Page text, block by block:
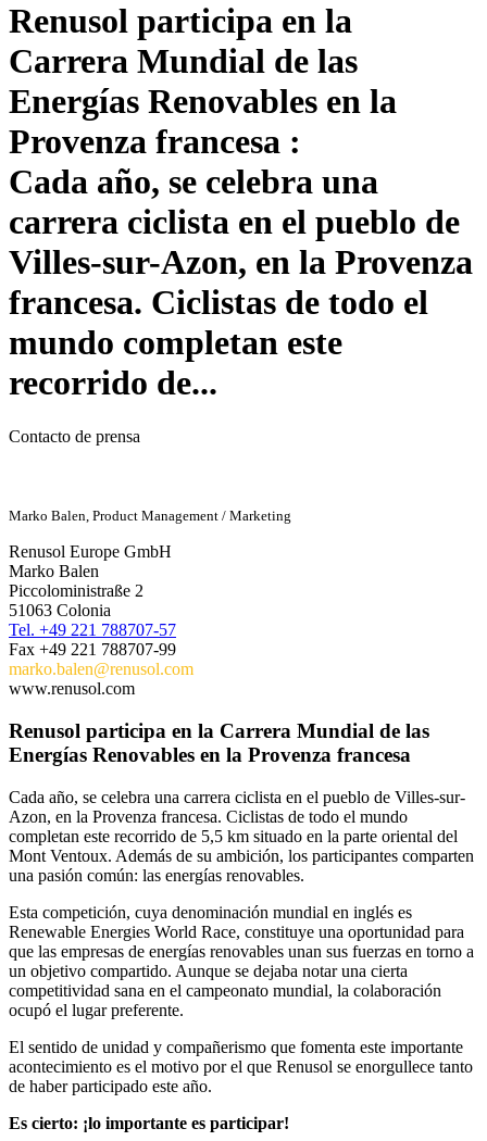
Renusol participa en la
Carrera Mundial de las
Energías Renovables en la
Provenza francesa :
Cada año, se celebra una
carrera ciclista en el pueblo de
Villes-sur-Azon, en la Provenza
francesa. Ciclistas de todo el
mundo completan este
recorrido de...
Contacto de prensa
Marko Balen, Product Management / Marketing
Renusol Europe GmbH
Marko Balen
Piccoloministraße 2
51063 Colonia
Tel. +49 221 788707-57
Fax +49 221 788707-99
marko.balen@renusol.com
www.renusol.com
Renusol participa en la Carrera Mundial de las
Energías Renovables en la Provenza francesa
Cada año, se celebra una carrera ciclista en el pueblo de Villes-sur-
Azon, en la Provenza francesa. Ciclistas de todo el mundo
completan este recorrido de 5,5 km situado en la parte oriental del
Mont Ventoux. Además de su ambición, los participantes comparten
una pasión común: las energías renovables.
Esta competición, cuya denominación mundial en inglés es
Renewable Energies World Race, constituye una oportunidad para
que las empresas de energías renovables unan sus fuerzas en torno a
un objetivo compartido. Aunque se dejaba notar una cierta
competitividad sana en el campeonato mundial, la colaboración
ocupó el lugar preferente.
El sentido de unidad y compañerismo que fomenta este importante
acontecimiento es el motivo por el que Renusol se enorgullece tanto
de haber participado este año.
Es cierto: ¡lo importante es participar!